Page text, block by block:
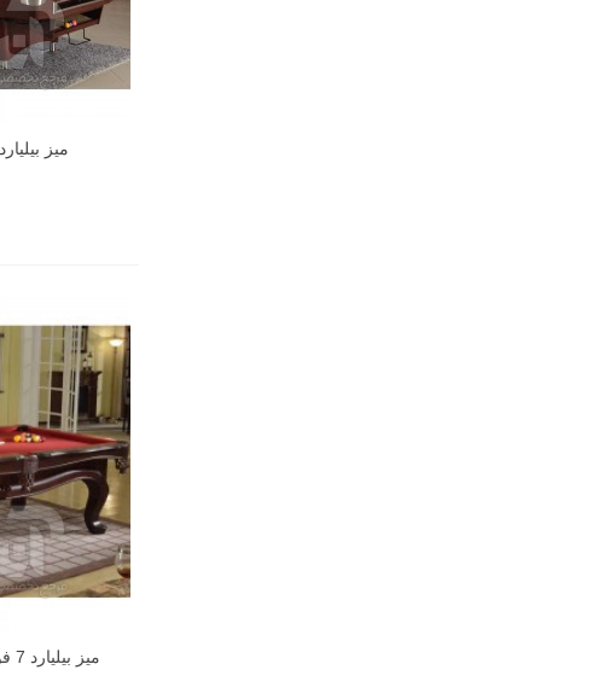
میز بیلیارد 9 فوت Leo Winner